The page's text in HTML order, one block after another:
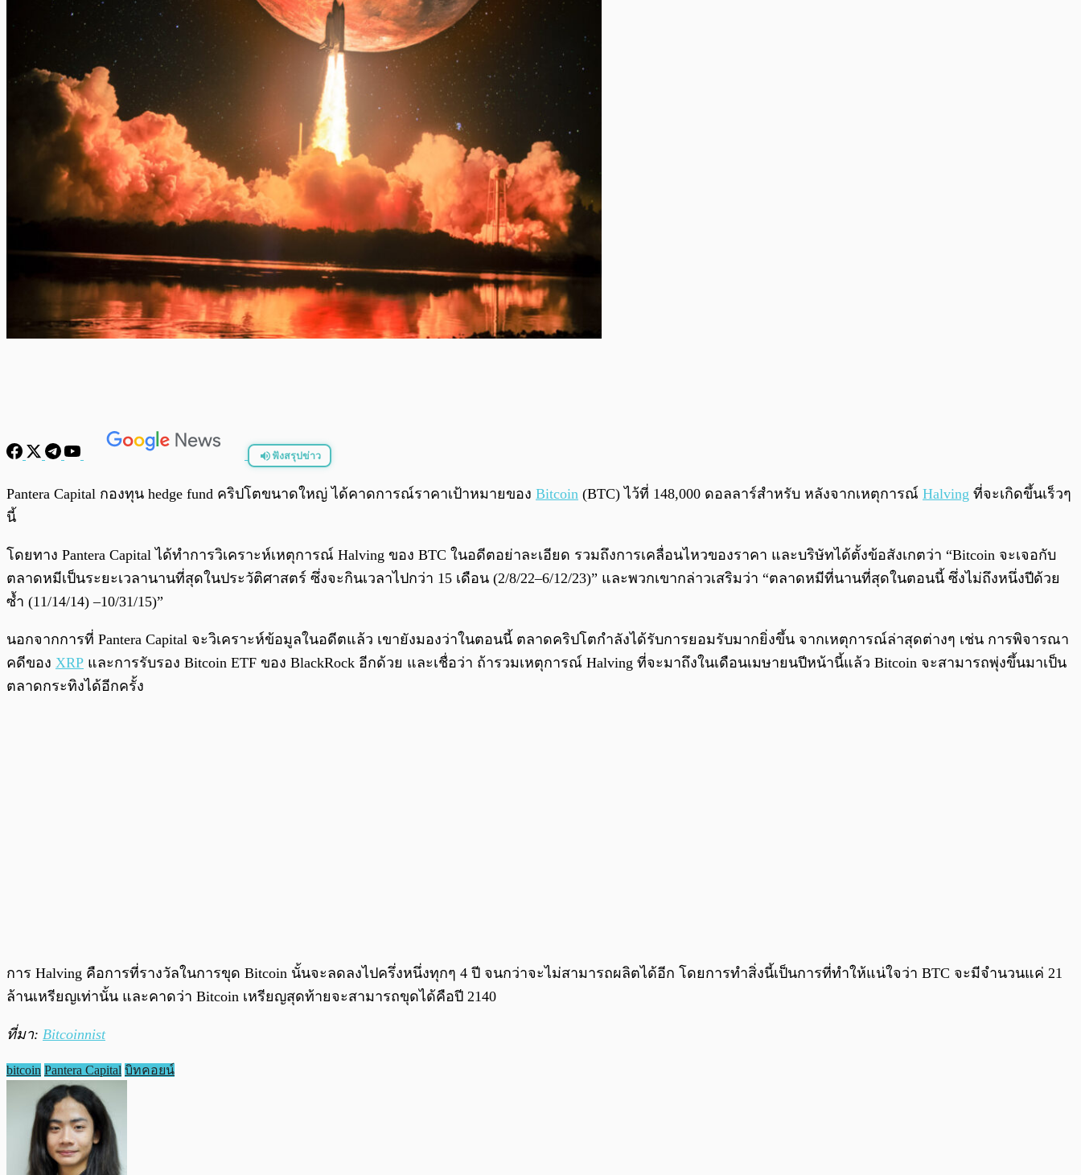
ฟังสรุปข่าว
พร้อมเล่น 0:00 0:00
Pantera Capital กองทุน hedge fund คริปโตขนาดใหญ่ ได้คาดการณ์ราคาเป้าหมายของ Bitcoin (BTC) ไว้ที่ 148,000 ดอลลาร์สำหรับ หลังจากเหตุการณ์ Halving ที่จะเกิดขึ้นเร็วๆ
นี้
โดยทาง Pantera Capital ได้ทำการวิเคราะห์เหตุการณ์ Halving ของ BTC ในอดีตอย่าละเอียด รวมถึงการเคลื่อนไหวของราคา และบริษัทได้ตั้งข้อสังเกตว่า “Bitcoin จะเจอกับ
ตลาดหมีเป็นระยะเวลานานที่สุดในประวัติศาสตร์ ซึ่งจะกินเวลาไปกว่า 15 เดือน (2/8/22–6/12/23)” และพวกเขากล่าวเสริมว่า “ตลาดหมีที่นานที่สุดในตอนนี้ ซึ่งไม่ถึงหนึ่งปีด้วย
ซ้ำ (11/14/14) –10/31/15)”
นอกจากการที่ Pantera Capital จะวิเคราะห์ข้อมูลในอดีตแล้ว เขายังมองว่าในตอนนี้ ตลาดคริปโตกำลังได้รับการยอมรับมากยิ่งขึ้น จากเหตุการณ์ล่าสุดต่างๆ เช่น การพิจารณา
คดีของ XRP และการรับรอง Bitcoin ETF ของ BlackRock อีกด้วย และเชื่อว่า ถ้ารวมเหตุการณ์ Halving ที่จะมาถึงในเดือนเมษายนปีหน้านี้แล้ว Bitcoin จะสามารถพุ่งขึ้นมาเป็น
ตลาดกระทิงได้อีกครั้ง
การ Halving คือการที่รางวัลในการขุด Bitcoin นั้นจะลดลงไปครึ่งหนึ่งทุกๆ 4 ปี จนกว่าจะไม่สามารถผลิตได้อีก โดยการทำสิ่งนี้เป็นการที่ทำให้แน่ใจว่า BTC จะมีจำนวนแค่ 21
ล้านเหรียญเท่านั้น และคาดว่า Bitcoin เหรียญสุดท้ายจะสามารถขุดได้คือปี 2140
ที่มา: Bitcoinnist
bitcoin Pantera Capital บิทคอยน์